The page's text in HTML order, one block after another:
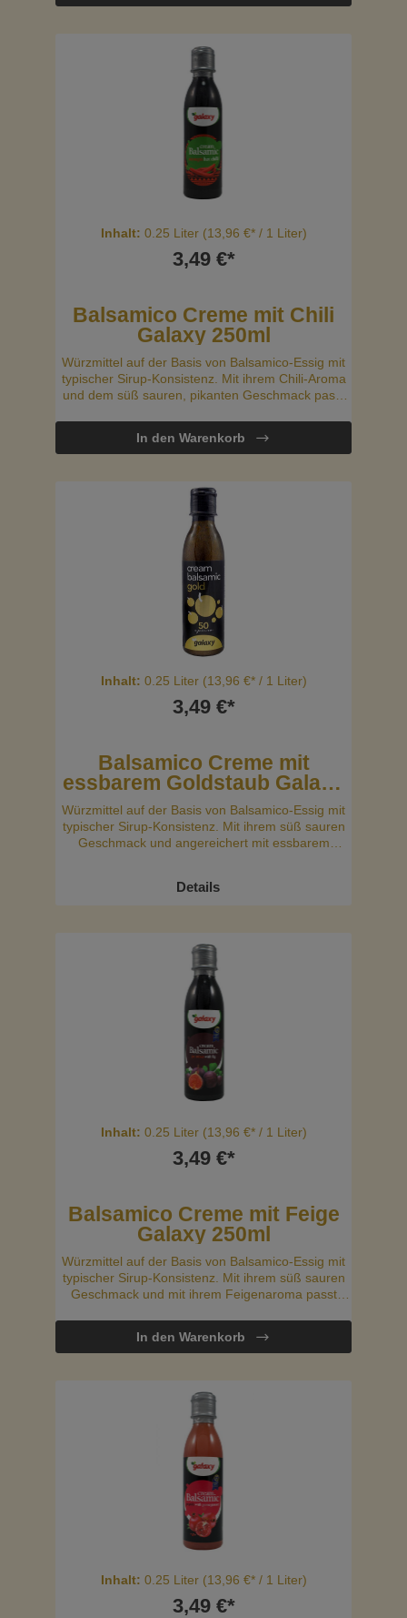
Inhalt: 0.25 Liter (13,96 €* / 1 Liter)
3,49 €*
Balsamico Creme mit Chili
Galaxy 250ml
Würzmittel auf der Basis von Balsamico-Essig mit
typischer Sirup-Konsistenz. Mit ihrem Chili-Aroma
und dem süß sauren, pikanten Geschmack passt
zum Marinieren.
In den Warenkorb
Inhalt: 0.25 Liter (13,96 €* / 1 Liter)
3,49 €*
Balsamico Creme mit
essbarem Goldstaub Galaxy
250ml
Würzmittel auf der Basis von Balsamico-Essig mit
typischer Sirup-Konsistenz. Mit ihrem süß sauren
Geschmack und angereichert mit essbarem
Details
Inhalt: 0.25 Liter (13,96 €* / 1 Liter)
3,49 €*
Balsamico Creme mit Feige
Galaxy 250ml
Würzmittel auf der Basis von Balsamico-Essig mit
typischer Sirup-Konsistenz. Mit ihrem süß sauren
Geschmack und mit ihrem Feigenaroma passt
Marinieren.
In den Warenkorb
Inhalt: 0.25 Liter (13,96 €* / 1 Liter)
3,49 €*